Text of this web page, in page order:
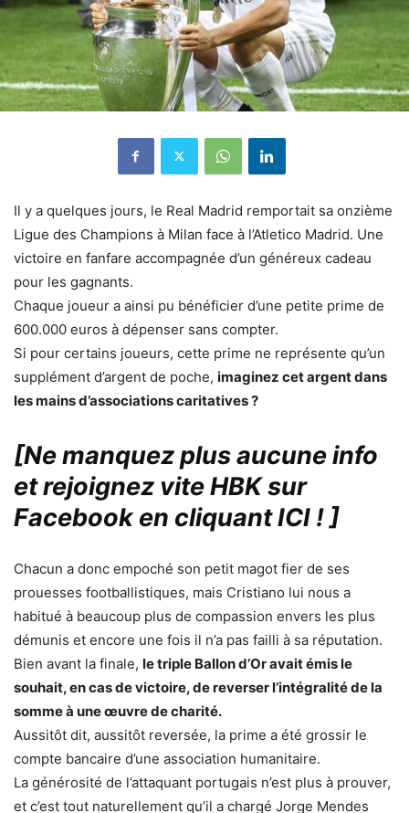
Il y a quelques jours, le Real Madrid remportait sa onzième
Ligue des Champions à Milan face à l’Atletico Madrid. Une
victoire en fanfare accompagnée d’un généreux cadeau
pour les gagnants.
Chaque joueur a ainsi pu bénéficier d’une petite prime de
600.000 euros à dépenser sans compter.
Si pour certains joueurs, cette prime ne représente qu’un
supplément d’argent de poche, imaginez cet argent dans
les mains d’associations caritatives ?
[Ne manquez plus aucune info
et rejoignez vite HBK sur
Facebook en cliquant ICI !]
Chacun a donc empoché son petit magot fier de ses
prouesses footballistiques, mais Cristiano lui nous a
habitué à beaucoup plus de compassion envers les plus
démunis et encore une fois il n’a pas failli à sa réputation.
Bien avant la finale, le triple Ballon d’Or avait émis le
souhait, en cas de victoire, de reverser l’intégralité de la
somme à une œuvre de charité.
Aussitôt dit, aussitôt reversée, la prime a été grossir le
compte bancaire d’une association humanitaire.
La générosité de l’attaquant portugais n’est plus à prouver,
et c’est tout naturellement qu’il a chargé Jorge Mendes